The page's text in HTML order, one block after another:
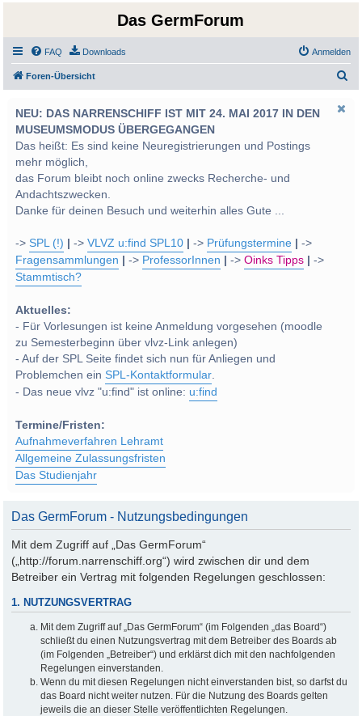
Das GermForum
FAQ Downloads Anmelden
Foren-Übersicht
NEU: DAS NARRENSCHIFF IST MIT 24. MAI 2017 IN DEN
MUSEUMSMODUS ÜBERGEGANGEN
Das heißt: Es sind keine Neuregistrierungen und Postings
mehr möglich,
das Forum bleibt noch online zwecks Recherche- und
Andachtszwecken.
Danke für deinen Besuch und weiterhin alles Gute ...
->SPL (!) ->VLVZ u:find SPL10 -> Prüfungstermine
->
Fragensammlungen
-> ProfessorInnen ->Oinks Tipps
->
Stammtisch?
Aktuelles:
- Für Vorlesungen ist keine Anmeldung vorgesehen (moodle
zu Semesterbeginn über vlvz-Link anlegen)
- Auf der SPL Seite findet sich nun für Anliegen und
Problemchen einSPL-Kontaktformular.
- Das neue vlvz "u:find" ist online: u:find
Termine/Fristen:
Aufnahmeverfahren Lehramt
Allgemeine Zulassungsfristen
Das Studienjahr
Das GermForum - Nutzungsbedingungen
Mit dem Zugriff auf „Das GermForum“
(„http://forum.narrenschiff.org“) wird zwischen dir und dem
Betreiber ein Vertrag mit folgenden Regelungen geschlossen:
1. NUTZUNGSVERTRAG
Mit dem Zugriff auf „Das GermForum“ (im Folgenden „das Board“)
schließt du einen Nutzungsvertrag mit dem Betreiber des Boards ab
(im Folgenden „Betreiber“) und erklärst dich mit den nachfolgenden
Regelungen einverstanden.
Wenn du mit diesen Regelungen nicht einverstanden bist, so darfst du
das Board nicht weiter nutzen. Für die Nutzung des Boards gelten
jeweils die an dieser Stelle veröffentlichten Regelungen.